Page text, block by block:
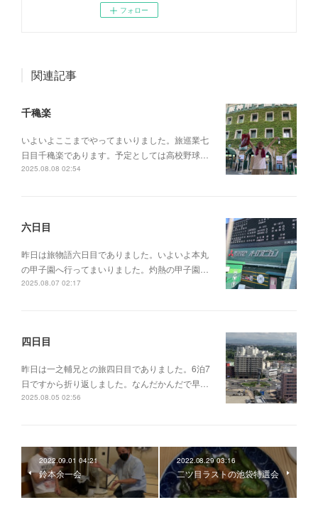
フォロー
関連記事
千穐楽
いよいよここまでやってまいりました。旅巡業七
日目千穐楽であります。予定としては高校野球…
2025.08.08 02:54
六日目
昨日は旅物語六日目でありました。いよいよ本丸
の甲子園へ行ってまいりました。灼熱の甲子園…
2025.08.07 02:17
四日目
昨日は一之輔兄との旅四日目でありました。6泊7
日ですから折り返しました。なんだかんだで早…
2025.08.05 02:56
2022.09.01 04:21
鈴本余一会
2022.08.29 03:16
二ツ目ラストの池袋特選会